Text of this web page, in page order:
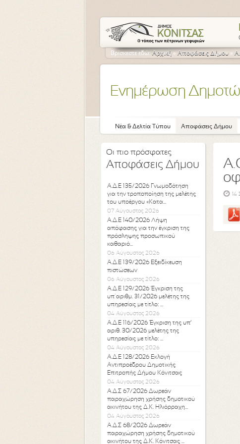
Βρίσκεστε εδώ:Αρχική » Αποφάσεις Δήμου »
Ενημέρωση
Νέα & Δελτία Τύπου Αποφάσεις Δήμου
Οι πιο πρόσφατες
Αποφάσεις Δήμου
Α.Δ.Ε 135/2026 Γνωμοδότηση
για την τροποποίηση της μελέτης
του υποέργου «Κατα...
07 Αύγουστος 2026
Α.Δ.Ε 140/2026 Λήψη
απόφασης για την έγκριση της
πρόσληψης προσωπικού
καθαριό...
06 Αύγουστος 2026
Α.Δ.Ε 139/2026 Εξειδίκευση
πιστώσεων
06 Αύγουστος 2026
Α.Δ.Ε 129/2026 Έγκριση της
υπ΄αριθμ. 31/2026 μελέτης της
υπηρεσίας με τίτλο: ...
04 Αύγουστος 2026
Α.Δ.Ε 116/2026 Έγκριση της υπ’
αριθ. 30/2026 μελέτης της
υπηρεσίας με τίτλο: ...
04 Αύγουστος 2026
Α.Δ.Ε 128/2026 Εκλογή
Αντιπροέδρου Δημοτικής
Επιτροπής Δήμου Κόνιτσας
04 Αύγουστος 2026
Α.Δ.Σ 67/2026 Δωρεάν
παραχώρηση χρήσης δημοτικού
ακινήτου της Δ.Κ. Ηλιόρραχη...
04 Αύγουστος 2026
Α.Δ.Σ 68/2026 Δωρεάν
παραχώρηση χρήσης δημοτικού
ακινήτου της Δ.Κ. Κόνιτσας ...
14